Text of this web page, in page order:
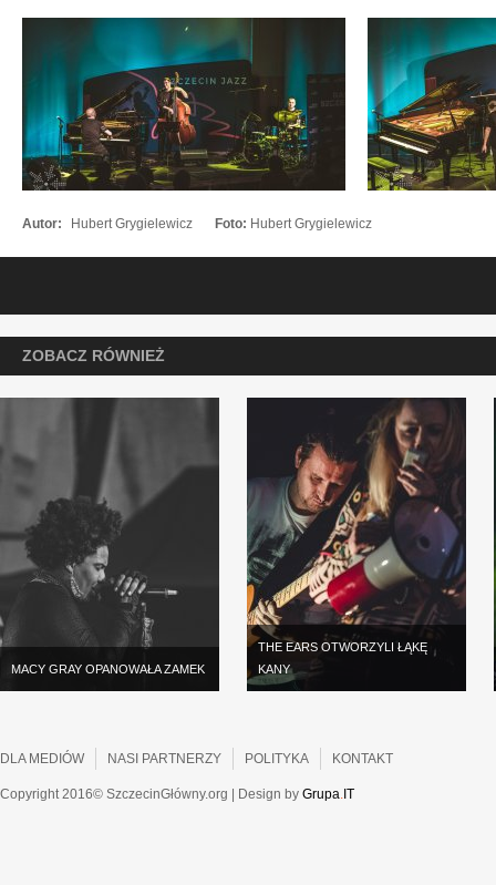
Autor: Hubert Grygielewicz Foto: Hubert Grygielewicz
ZOBACZ RÓWNIEŻ
MACY GRAY OPANOWAŁA ZAMEK
THE EARS OTWORZYLI ŁĄKĘ
KANY
DLA MEDIÓW NASI PARTNERZY POLITYKA KONTAKT
Copyright 2016© SzczecinGłówny.org | Design by Grupa. IT